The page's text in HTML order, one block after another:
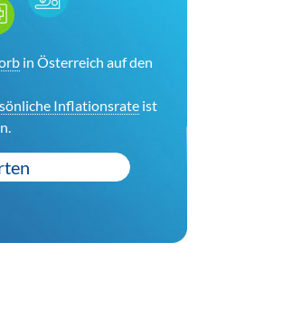
in Österreich auf den
Inflationsrate ist